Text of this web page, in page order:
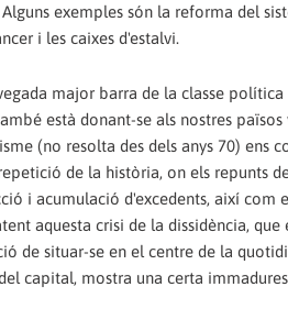
exemples són la reforma del
i les caixes d'estalvi.
major barra de la classe
està donant-se als nostres països
(no resolta des dels anys 70) ens
de la història, on els repunts
i acumulació d'excedents, així com
aquesta crisi de la dissidència, que
de situar-se en el centre de la
capital, mostra una certa